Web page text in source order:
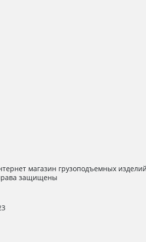
магазин грузоподъемных
защищены